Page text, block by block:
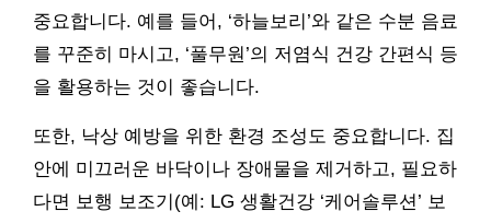
중요합니다. 예를 들어, ‘하늘보리’와 같은 수분 음료
를 꾸준히 마시고, ‘풀무원’의 저염식 건강 간편식 등
을 활용하는 것이 좋습니다.
또한, 낙상 예방을 위한 환경 조성도 중요합니다. 집
안에 미끄러운 바닥이나 장애물을 제거하고, 필요하
다면 보행 보조기(예: LG 생활건강 ‘케어솔루션’ 보